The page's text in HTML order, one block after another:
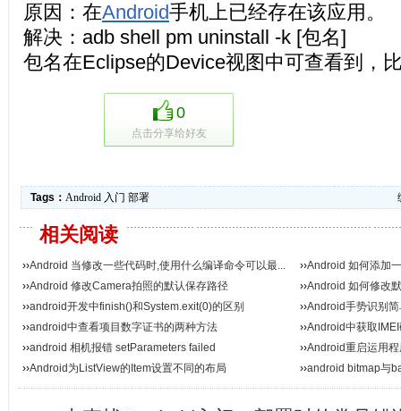
原因：在Android手机上已经存在该应用。
解决：adb shell pm uninstall -k [包名]
包名在Eclipse的Device视图中可查看到，
0
点击分享给好友
Tags： Android 入门 部署
相关阅读
››Android 当修改一些代码时,使用什么编译命令可以最... ››Android 如何添加
››Android 修改Camera拍照的默认保存路径 ››Android 如何修改
››android开发中finish()和System.exit(0)的区别 ››Android手势识别
››android中查看项目数字证书的两种方法 ››Android中获取
››android 相机报错 setParameters failed ››Android重启运用
››Android为ListView的Item设置不同的布局 ››android bitmap与